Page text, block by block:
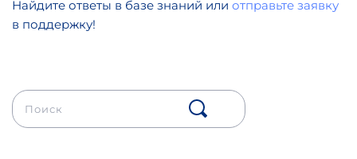
Найдите ответы в базе знаний или отправьте заявку
в поддержку!